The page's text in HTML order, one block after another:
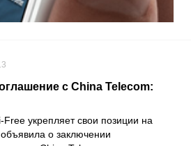
с China Telecom:
укрепляет свои позиции на
о заключении